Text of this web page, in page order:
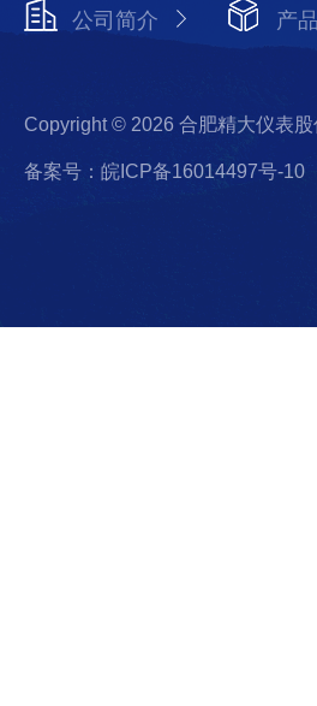
公司简介 产
Copyright © 2026 合肥精大仪表
备案号：皖ICP备16014497号-10